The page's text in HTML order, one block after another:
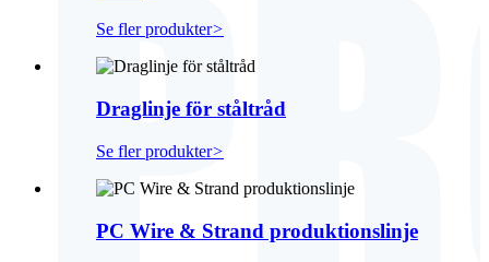
Se fler produkter>
Draglinje för ståltråd
Se fler produkter>
PC Wire & Strand produktionslinje